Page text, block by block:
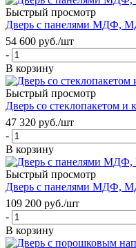
Быстрый просмотр
Дверь с панелями МДФ,
54 600 руб./шт
-
В корзину
Быстрый просмотр
Дверь со стеклопакетом
47 320 руб./шт
-
В корзину
Быстрый просмотр
Дверь с панелями МДФ,
109 200 руб./шт
-
В корзину